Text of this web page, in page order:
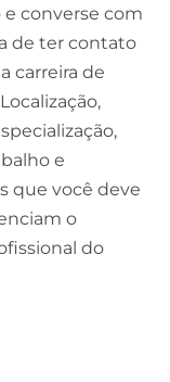
converse com
de ter contato
carreira de
e
que você deve
o
do